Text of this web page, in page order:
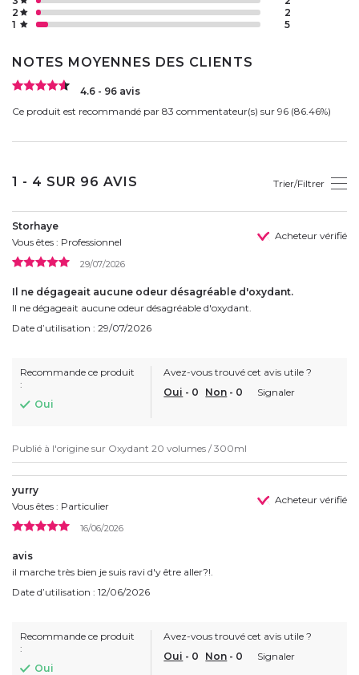
1 5
2 2
NOTES MOYENNES DES CLIENTS
4.6 - 96 avis
Ce produit est recommandé par 83 commentateur(s) sur 96 (86.46%)
1 - 4 SUR 96 AVIS Trier/Filtrer
Storhaye
Vous êtes : Professionnel
Acheteur vérifié
29/07/2026
Il ne dégageait aucune odeur désagréable d'oxydant.
Il ne dégageait aucune odeur désagréable d'oxydant.
Date d’utilisation : 29/07/2026
Recommande ce produit
:
Oui
Avez-vous trouvé cet avis utile ?
Oui - 0 Non - 0 Signaler
Publié à l'origine sur Oxydant 20 volumes / 300ml
yurry
Vous êtes : Particulier
Acheteur vérifié
16/06/2026
avis
il marche très bien je suis ravi d'y être aller?!.
Date d’utilisation : 12/06/2026
Recommande ce produit
:
Oui
Avez-vous trouvé cet avis utile ?
Oui - 0 Non - 0 Signaler